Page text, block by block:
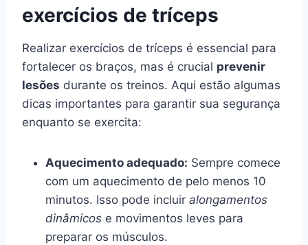
exercícios de tríceps
Realizar exercícios de tríceps é essencial para
fortalecer os braços, mas é crucial prevenir
lesões durante os treinos. Aqui estão algumas
dicas importantes para garantir sua segurança
enquanto se exercita:
Aquecimento adequado: Sempre comece
com um aquecimento de pelo menos 10
minutos. Isso pode incluir alongamentos
dinâmicos e movimentos leves para
preparar os músculos.